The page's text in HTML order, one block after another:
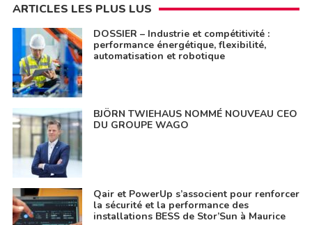
ARTICLES LES PLUS LUS
DOSSIER – Industrie et compétitivité :
performance énergétique, flexibilité,
automatisation et robotique
BJÖRN TWIEHAUS NOMMÉ NOUVEAU CEO
DU GROUPE WAGO
Qair et PowerUp s’associent pour renforcer
la sécurité et la performance des
installations BESS de Stor’Sun à Maurice